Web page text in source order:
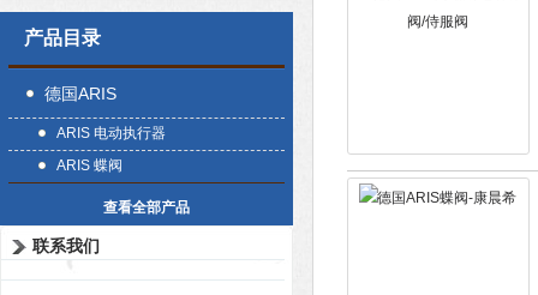
产品目录
德国ARIS
ARIS 电动执行器
ARIS 蝶阀
查看全部产品
联系我们